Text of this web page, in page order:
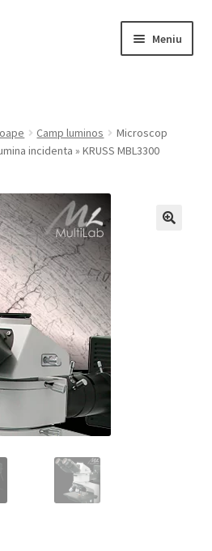
Meniu
Camp luminos
Microscop
incidenta » KRUSS MBL3300